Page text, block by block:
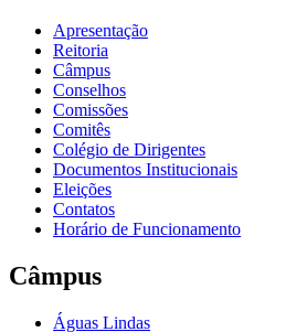
Apresentação
Reitoria
Câmpus
Conselhos
Comissões
Comitês
Colégio de Dirigentes
Documentos Institucionais
Eleições
Contatos
Horário de Funcionamento
Câmpus
Águas Lindas